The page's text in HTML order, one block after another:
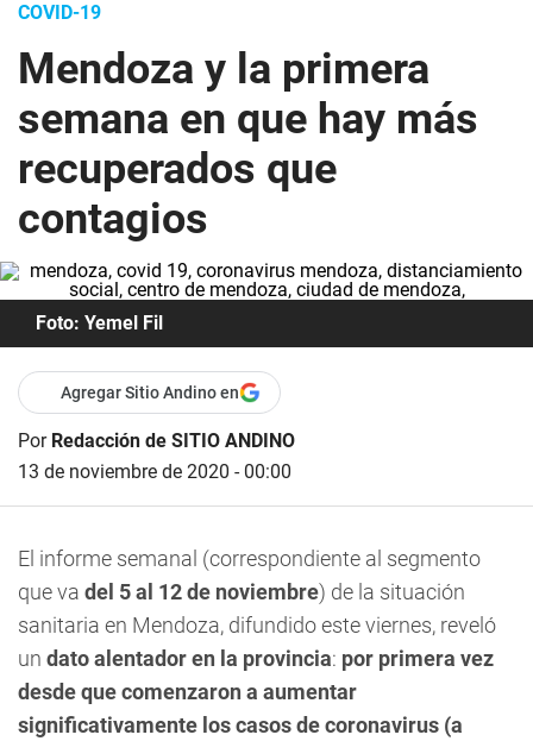
COVID-19
Mendoza y la primera
semana en que hay más
recuperados que
contagios
Foto: Yemel Fil
Agregar Sitio Andino en
Por Redacción de SITIO ANDINO
13 de noviembre de 2020 - 00:00
El informe semanal (correspondiente al segmento
que va del 5 al 12 de noviembre) de la situación
sanitaria en Mendoza, difundido este viernes, reveló
un dato alentador en la provincia: por primera vez
desde que comenzaron a aumentar
significativamente los casos de coronavirus (a